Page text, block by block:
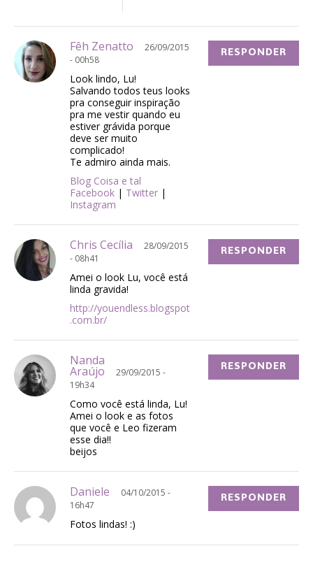
Fêh Zenatto
26/09/2015
- 00h58
Look lindo, Lu!
Salvando todos teus looks
pra conseguir inspiração
pra me vestir quando eu
estiver grávida porque
deve ser muito
complicado!
Te admiro ainda mais.
Blog Coisa e tal
Facebook | Twitter |
Instagram
RESPONDER
Chris Cecília
28/09/2015
- 08h41
Amei o look Lu, você está
linda gravida!
http://youendless.blogspot
.com.br/
RESPONDER
Nanda
Araújo
29/09/2015 -
19h34
Como você está linda, Lu!
Amei o look e as fotos
que você e Leo fizeram
esse dia!!
beijos
RESPONDER
Daniele
04/10/2015 -
16h47
Fotos lindas! :)
RESPONDER